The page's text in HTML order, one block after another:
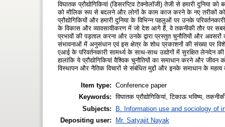
विघातक प्रौद्योगिकियां (डिसरप्टिव टेक्नोलॉजी) तेजी से हमारी दुनिया
को मौलिक रूप से बदलने और लोगों के काम काज करने के नए तरीकों को
प्रौद्योगिकियों और हमारी दुनिया के विभिन्न पहलुओं पर उनके
के विकास और व्यावसायीकरण में जो देश आगे हैं, वे तकनीकी तौर पर
प्रभावों की पड़ताल करना और उनके द्वारा प्रस्तुत चुनौतियों और
संभावनाओं में अनुसंधान एवं इस क्षेत्र के शोध प्रकाशनों की संख्या पर
एआई के परिवर्तनकारी सामर्थ्य के साथ-साथ उद्योगों में सुरक्षित लेनदेन
हालांकि ये प्रौद्योगिकियां वैश्विक चुनौतियों का समाधान करने और
विस्थापन और नैतिक विचारों से संबंधित मुद्दों और इनके समाधान के
Item type: Conference paper
Keywords: विघातक प्रौ‌द्योगिकियां, टिकाऊ भविष्य,
Subjects:
B. Information use and sociology of
Depositing user:
Mr. Satyajit Nayak